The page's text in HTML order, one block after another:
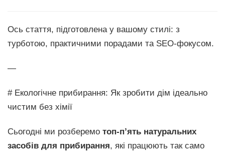
Ось стаття, підготовлена у вашому стилі: з
турботою, практичними порадами та SEO-фокусом.
—
# Екологічне прибирання: Як зробити дім ідеально
чистим без хімії
Сьогодні ми розберемо топ-п’ять натуральних
засобів для прибирання, які працюють так само